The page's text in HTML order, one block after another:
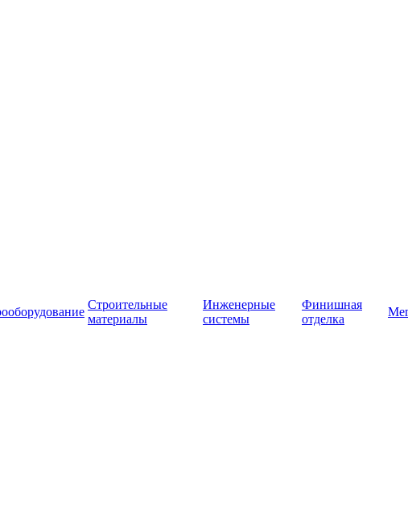
Строительные
материалы
Инженерные
системы
Финишная
отделка